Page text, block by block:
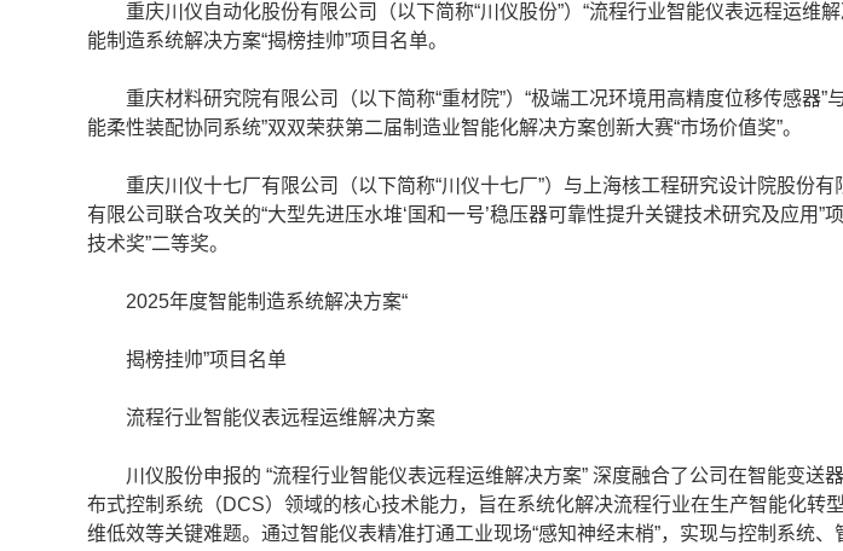
重庆川仪自动化股份有限公司（以下简称“川仪股份”）“流程行业智能仪表远程运维
能制造系统解决方案“揭榜挂帅”项目名单。
重庆材料研究院有限公司（以下简称“重材院”）“极端工况环境用高精度位移传感器”
能柔性装配协同系统”双双荣获第二届制造业智能化解决方案创新大赛“市场价值奖”。
重庆川仪十七厂有限公司（以下简称“川仪十七厂”）与上海核工程研究设计院股份有
有限公司联合攻关的“大型先进压水堆‘国和一号’稳压器可靠性提升关键技术研究及应用”
技术奖”二等奖。
2025年度智能制造系统解决方案“
揭榜挂帅”项目名单
流程行业智能仪表远程运维解决方案
川仪股份申报的 “流程行业智能仪表远程运维解决方案” 深度融合了公司在智能变送
布式控制系统（DCS）领域的核心技术能力，旨在系统化解决流程行业在生产智能化转
维低效等关键难题。通过智能仪表精准打通工业现场“感知神经末梢”，实现与控制系统